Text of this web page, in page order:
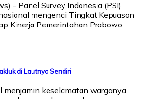
– Panel Survey Indonesia (PSI)
mengenai Tingkat Kepuasan
Kinerja Pemerintahan Prabowo
di Lautnya Sendiri
menjamin keselamatan warganya